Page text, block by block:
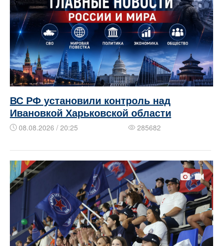
ВС РФ установили контроль над
Ивановкой Харьковской области
08.08.2026 / 20:25 285682